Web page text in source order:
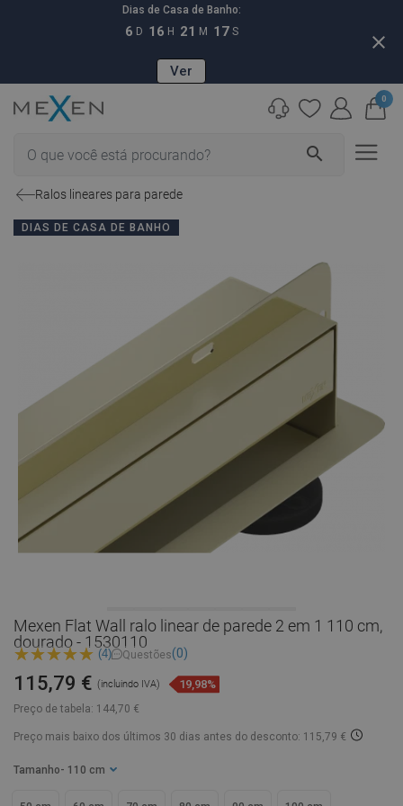
Dias de Casa de Banho:
6 D 16 H 21 M 16 S
Ver
close
search
0
Ralos lineares para parede
DIAS DE CASA DE BANHO
Mexen Flat Wall ralo linear de parede 2 em 1 110 cm,
dourado - 1530110
(4) Questões(0)
Preço de tabela: 144,70 €
115,79 € (incluindo IVA) 19,98%
Preço mais baixo dos últimos 30 dias antes do desconto: 115,79 €
Tamanho - 110 cm